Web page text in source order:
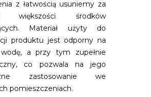
z łatwością usuniemy za
większości środków
Materiał użyty do
produktu jest odporny na
a przy tym zupełnie
co pozwala na jego
zastosowanie we
pomieszczeniach.